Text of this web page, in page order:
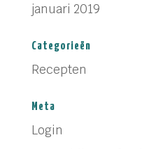
januari 2019
Categorieën
Recepten
Meta
Login